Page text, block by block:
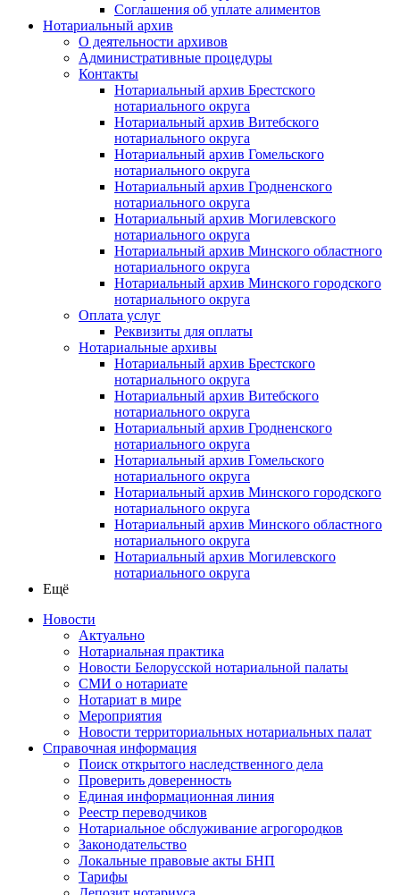
Соглашения об уплате алиментов
Нотариальный архив
О деятельности архивов
Административные процедуры
Контакты
Нотариальный архив Брестского
нотариального округа
Нотариальный архив Витебского
нотариального округа
Нотариальный архив Гомельского
нотариального округа
Нотариальный архив Гродненского
нотариального округа
Нотариальный архив Могилевского
нотариального округа
Нотариальный архив Минского областного
нотариального округа
Нотариальный архив Минского городского
нотариального округа
Оплата услуг
Реквизиты для оплаты
Нотариальные архивы
Нотариальный архив Брестского
нотариального округа
Нотариальный архив Витебского
нотариального округа
Нотариальный архив Гродненского
нотариального округа
Нотариальный архив Гомельского
нотариального округа
Нотариальный архив Минского городского
нотариального округа
Нотариальный архив Минского областного
нотариального округа
Нотариальный архив Могилевского
нотариального округа
Ещё
Новости
Актуально
Нотариальная практика
Новости Белорусской нотариальной палаты
СМИ о нотариате
Нотариат в мире
Мероприятия
Новости территориальных нотариальных палат
Справочная информация
Поиск открытого наследственного дела
Проверить доверенность
Единая информационная линия
Реестр переводчиков
Нотариальное обслуживание агрогородков
Законодательство
Локальные правовые акты БНП
Тарифы